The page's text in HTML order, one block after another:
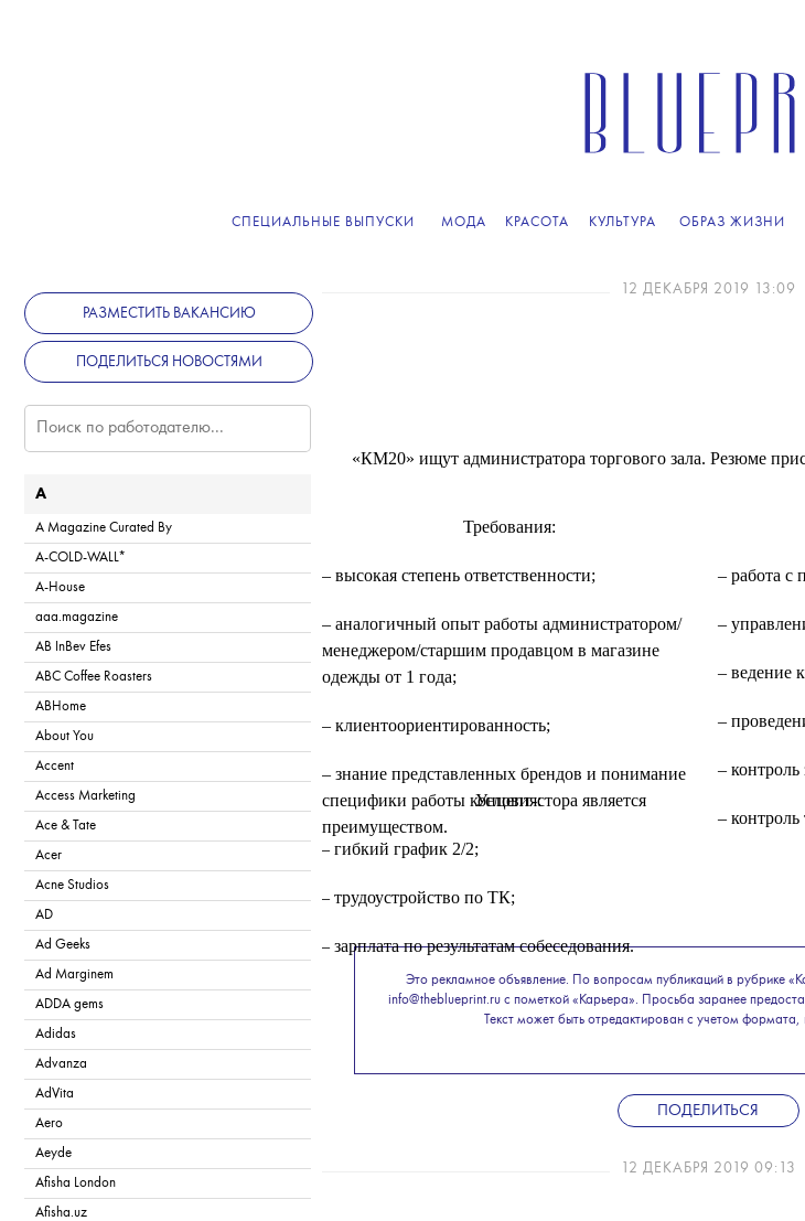
СПЕЦИАЛЬНЫЕ ВЫПУСКИ МОДА КРАСОТА КУЛЬТУРА ОБРАЗ ЖИЗНИ
РАЗМЕСТИТЬ ВАКАНСИЮ
ПОДЕЛИТЬСЯ НОВОСТЯМИ
A
A Magazine Curated By
A-COLD-WALL*
A-House
aaa.magazine
AB InBev Efes
ABC Coffee Roasters
ABHome
About You
Accent
Access Marketing
Ace & Tate
Acer
Acne Studios
AD
Ad Geeks
Ad Marginem
ADDA gems
Adidas
Advanza
AdVita
Aero
Aeyde
Afisha London
Afisha.uz
12 ДЕКАБРЯ 2019 13:09
«КМ20» ищут администратора торгового зала. Резюме
Требования:
– высокая степень ответственности;
– аналогичный опыт работы администратором/
менеджером/старшим продавцом в магазине
одежды от 1 года;
– клиентоориентированность;
– знание представленных брендов и понимание
специфики работы концепт-стора является
преимуществом.
– работа с
–
– ведение
–
– контроль
–
Условия:
– гибкий график 2/2;
– трудоустройство по ТК;
– зарплата по результатам собеседования.
Это рекламное объявление. По вопросам публикаций в рубрике
info@theblueprint.ru с пометкой «Карьера». Просьба заранее
Текст может быть отредактирован с учетом формата,
ПОДЕЛИТЬСЯ
12 ДЕКАБРЯ 2019 09:13